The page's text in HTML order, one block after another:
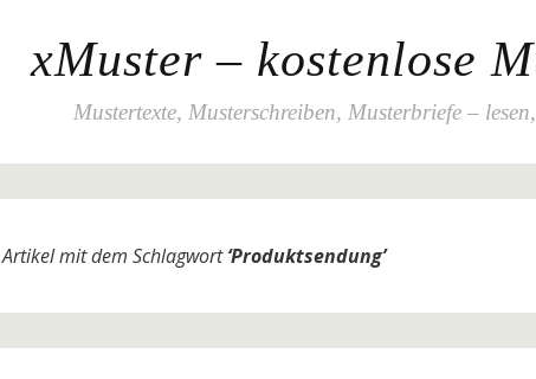
xMuster – kostenlose
Mustertexte, Musterschreiben, Musterbriefe –
Artikel mit dem Schlagwort‘Produktsendung’